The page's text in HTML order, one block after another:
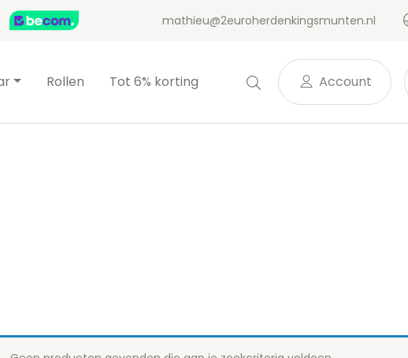
mathieu@2euroherdenkingsmunten.nl
Rollen Tot 6% korting Account